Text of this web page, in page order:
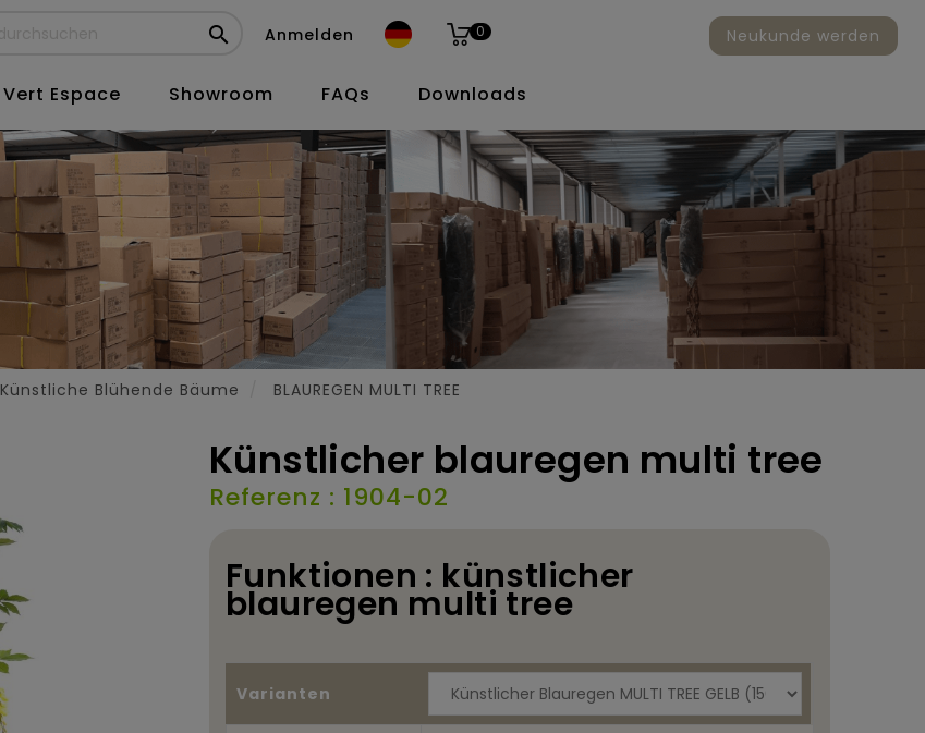
 Anmelden 0
Vert Espace Showroom FAQs Downloads
Neukunde werden
Künstliche Blühende Bäume BLAUREGEN MULTI TREE
Künstlicher blauregen multi tree
Referenz : 1904-02
Funktionen : künstlicher
blauregen multi tree
Varianten